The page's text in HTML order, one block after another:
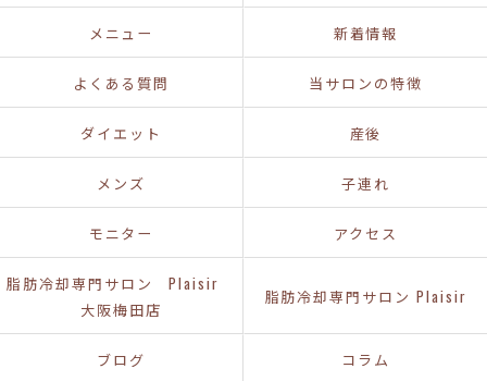
メニュー 新着情報
よくある質問 当サロンの特徴
ダイエット 産後
メンズ 子連れ
モニター アクセス
脂肪冷却専門サロン Plaisir
大阪梅田店
脂肪冷却専門サロン Plaisir
ブログ コラム